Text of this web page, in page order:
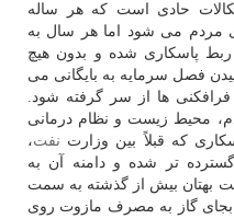
حادی است که هر ساله
مردم می شود اما هر سال به
ربط پاسکاری شده و بدون هیچ
فصل سرمایه به بایگانی می
ها از سر گرفته شود.
محیط زیست و نظام درمانی
که قبلاً بین وزارت نفت،
تر شده و دامنه آن به
بهتان بیش از گذشته به سمت
بجای گاز به مصرف مازوت روی